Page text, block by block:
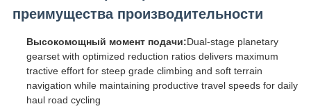
преимущества производительности
Высокомощный момент подачи:Dual-stage planetary
gearset with optimized reduction ratios delivers maximum
tractive effort for steep grade climbing and soft terrain
navigation while maintaining productive travel speeds for daily
haul road cycling